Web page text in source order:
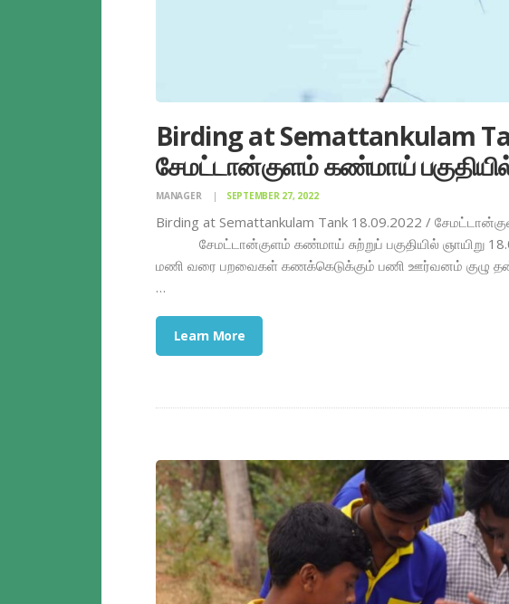
Birding at Semattankulam
சேமட்டான்குளம் கண்மாய்
MANAGER SEPTEMBER 27, 2022
Birding at Semattankulam Tank 18.09.2022 /
சேமட்டான்குளம் கண்மாய் சுற்றுப் பகுதியில் ஞாயிறு
மணி வரை பறவைகள் கணக்கெடுக்கும் பணி ஊர்வனம் குழு
…
Learn More